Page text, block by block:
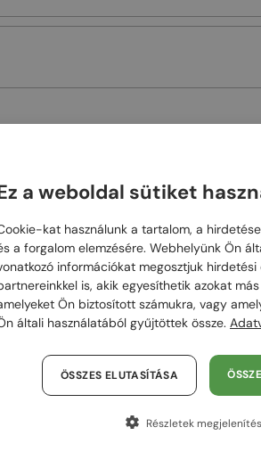
48/72 -20%
EGYFÓKUSZÚ LENCSÉVEL PLUSZ 25
48/72
a weboldal sütiket
kat használunk a tartalom, a
a forgalom elemzésére. Webhelyünk Ön
információkat megosztjuk hirdetési
is, akik egyesíthetik azokat
Ön biztosított számukra, vagy
általi használatából gyűjtöttek össze.
ÖSSZES ELUTASÍTÁSA
Részletek